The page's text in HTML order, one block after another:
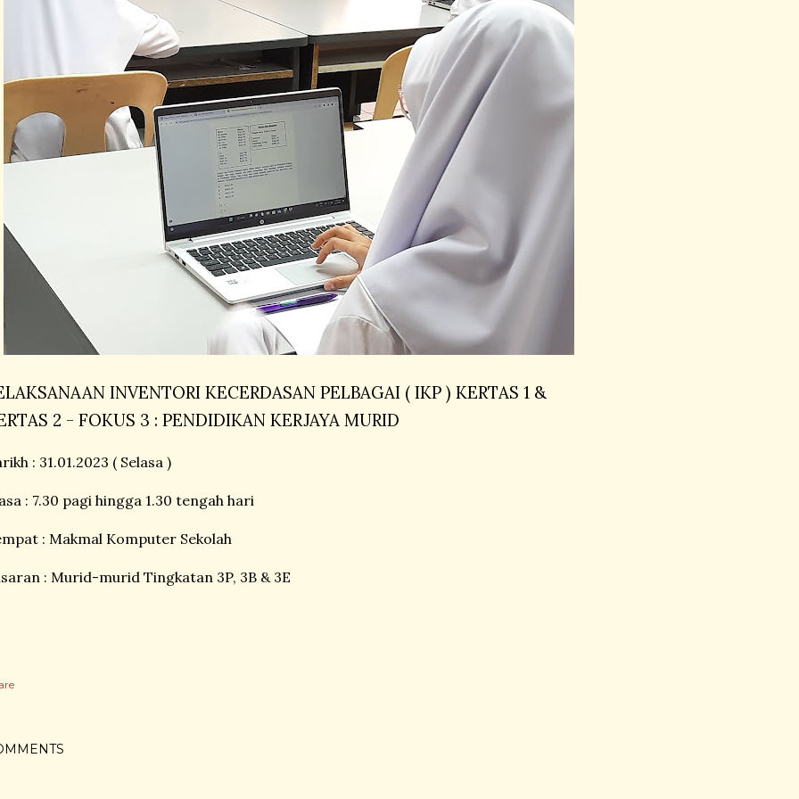
INVENTORI KECERDASAN PELBAGAI ( IKP ) KERTAS 1 &
2 - FOKUS 3 : PENDIDIKAN KERJAYA MURID
: 31.01.2023 ( Selasa )
: 7.30 pagi hingga 1.30 tengah hari
: Makmal Komputer Sekolah
: Murid-murid Tingkatan 3P, 3B & 3E